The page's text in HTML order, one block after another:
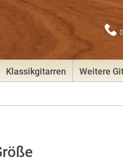
Klassikgitarren Weitere